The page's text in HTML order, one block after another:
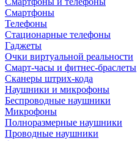
Смартфоны
Телефоны
Стационарные телефоны
Гаджеты
Очки виртуальной реальности
Смарт-часы и фитнес-браслеты
Сканеры штрих-кода
Наушники и микрофоны
Беспроводные наушники
Микрофоны
Полноразмерные наушники
Проводные наушники